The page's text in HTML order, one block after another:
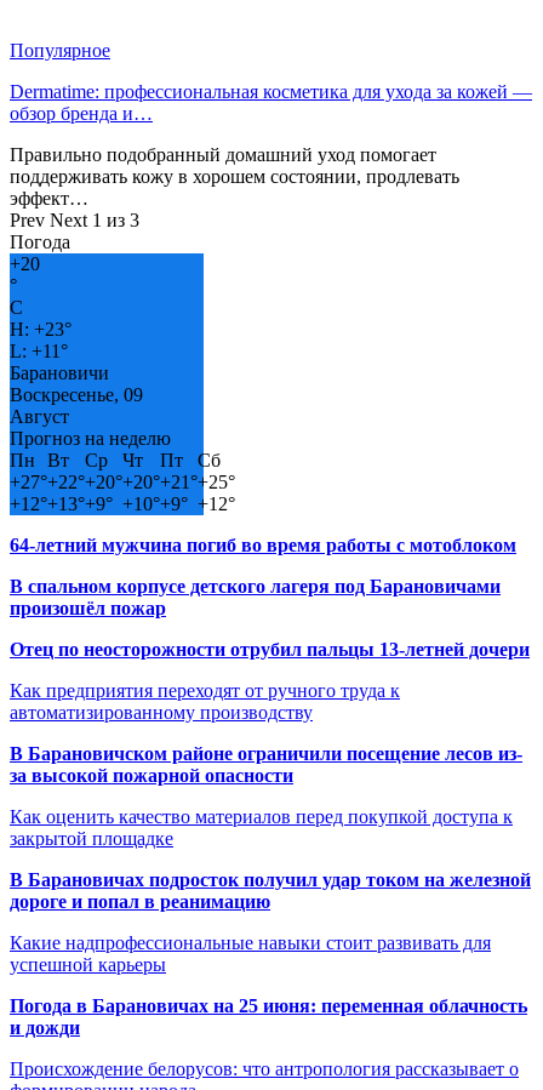
Популярное
Dermatime: профессиональная косметика для ухода за кожей —
обзор бренда и…
Правильно подобранный домашний уход помогает
поддерживать кожу в хорошем состоянии, продлевать
эффект…
Prev Next 1 из 3
Погода
+20
°
C
H: +23°
L: +11°
Барановичи
Воскресенье, 09
Август
Прогноз на неделю
Пн
Вт Ср Чт Пт
Сб
+27°+22°+20°+20°+21°+25°
+12°+13°+9° +10°+9° +12°
64-летний мужчина погиб во время работы с мотоблоком
В спальном корпусе детского лагеря под Барановичами
произошёл пожар
Отец по неосторожности отрубил пальцы 13-летней дочери
Как предприятия переходят от ручного труда к
автоматизированному производству
В Барановичском районе ограничили посещение лесов из-
за высокой пожарной опасности
Как оценить качество материалов перед покупкой доступа к
закрытой площадке
В Барановичах подросток получил удар током на железной
дороге и попал в реанимацию
Какие надпрофессиональные навыки стоит развивать для
успешной карьеры
Погода в Барановичах на 25 июня: переменная облачность
и дожди
Происхождение белорусов: что антропология рассказывает о